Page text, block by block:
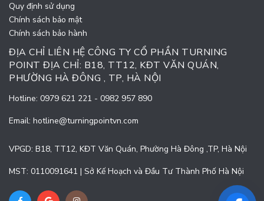
Quy định sử dụng
Chính sách bảo mật
Chính sách bảo hành
ĐỊA CHỈ LIÊN HỆ CÔNG TY CỔ PHẦN TURNING
POINT ĐỊA CHỈ: B18, TT12, KĐT VĂN QUÁN,
PHƯỜNG HÀ ĐÔNG , TP, HÀ NỘI
Hotline: 0979 621 221 - 0982 957 890
Email: hotline@turningpointvn.com
VPGD: B18, TT12, KĐT Văn Quán, Phường Hà Đông ,TP, Hà Nội
MST: 0110091641 | Sở Kế Hoạch và Đầu Tư Thành Phố Hà Nội